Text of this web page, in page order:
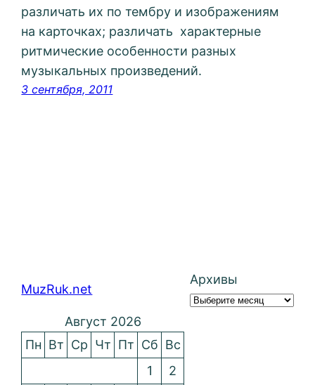
различать их по тембру и изображениям
на карточках; различать характерные
ритмические особенности разных
музыкальных произведений.
3 сентября, 2011
MuzRuk.net
Архивы
Август 2026
Пн Вт Ср Чт Пт Сб Вс
1
2